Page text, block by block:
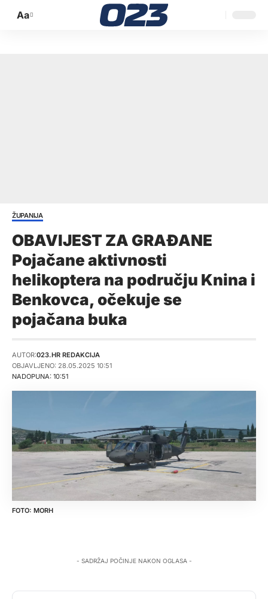
Promijeni
Aa
ŽUPANIJA
OBAVIJEST ZA GRAĐANE
Pojačane aktivnosti
helikoptera na području Knina i
Benkovca, očekuje se
pojačana buka
NADOPUNA: 10:51
AUTOR:023.HR REDAKCIJA
OBJAVLJENO: 28.05.2025 10:51
MORH
- SADRŽAJ POČINJE NAKON OGLASA -